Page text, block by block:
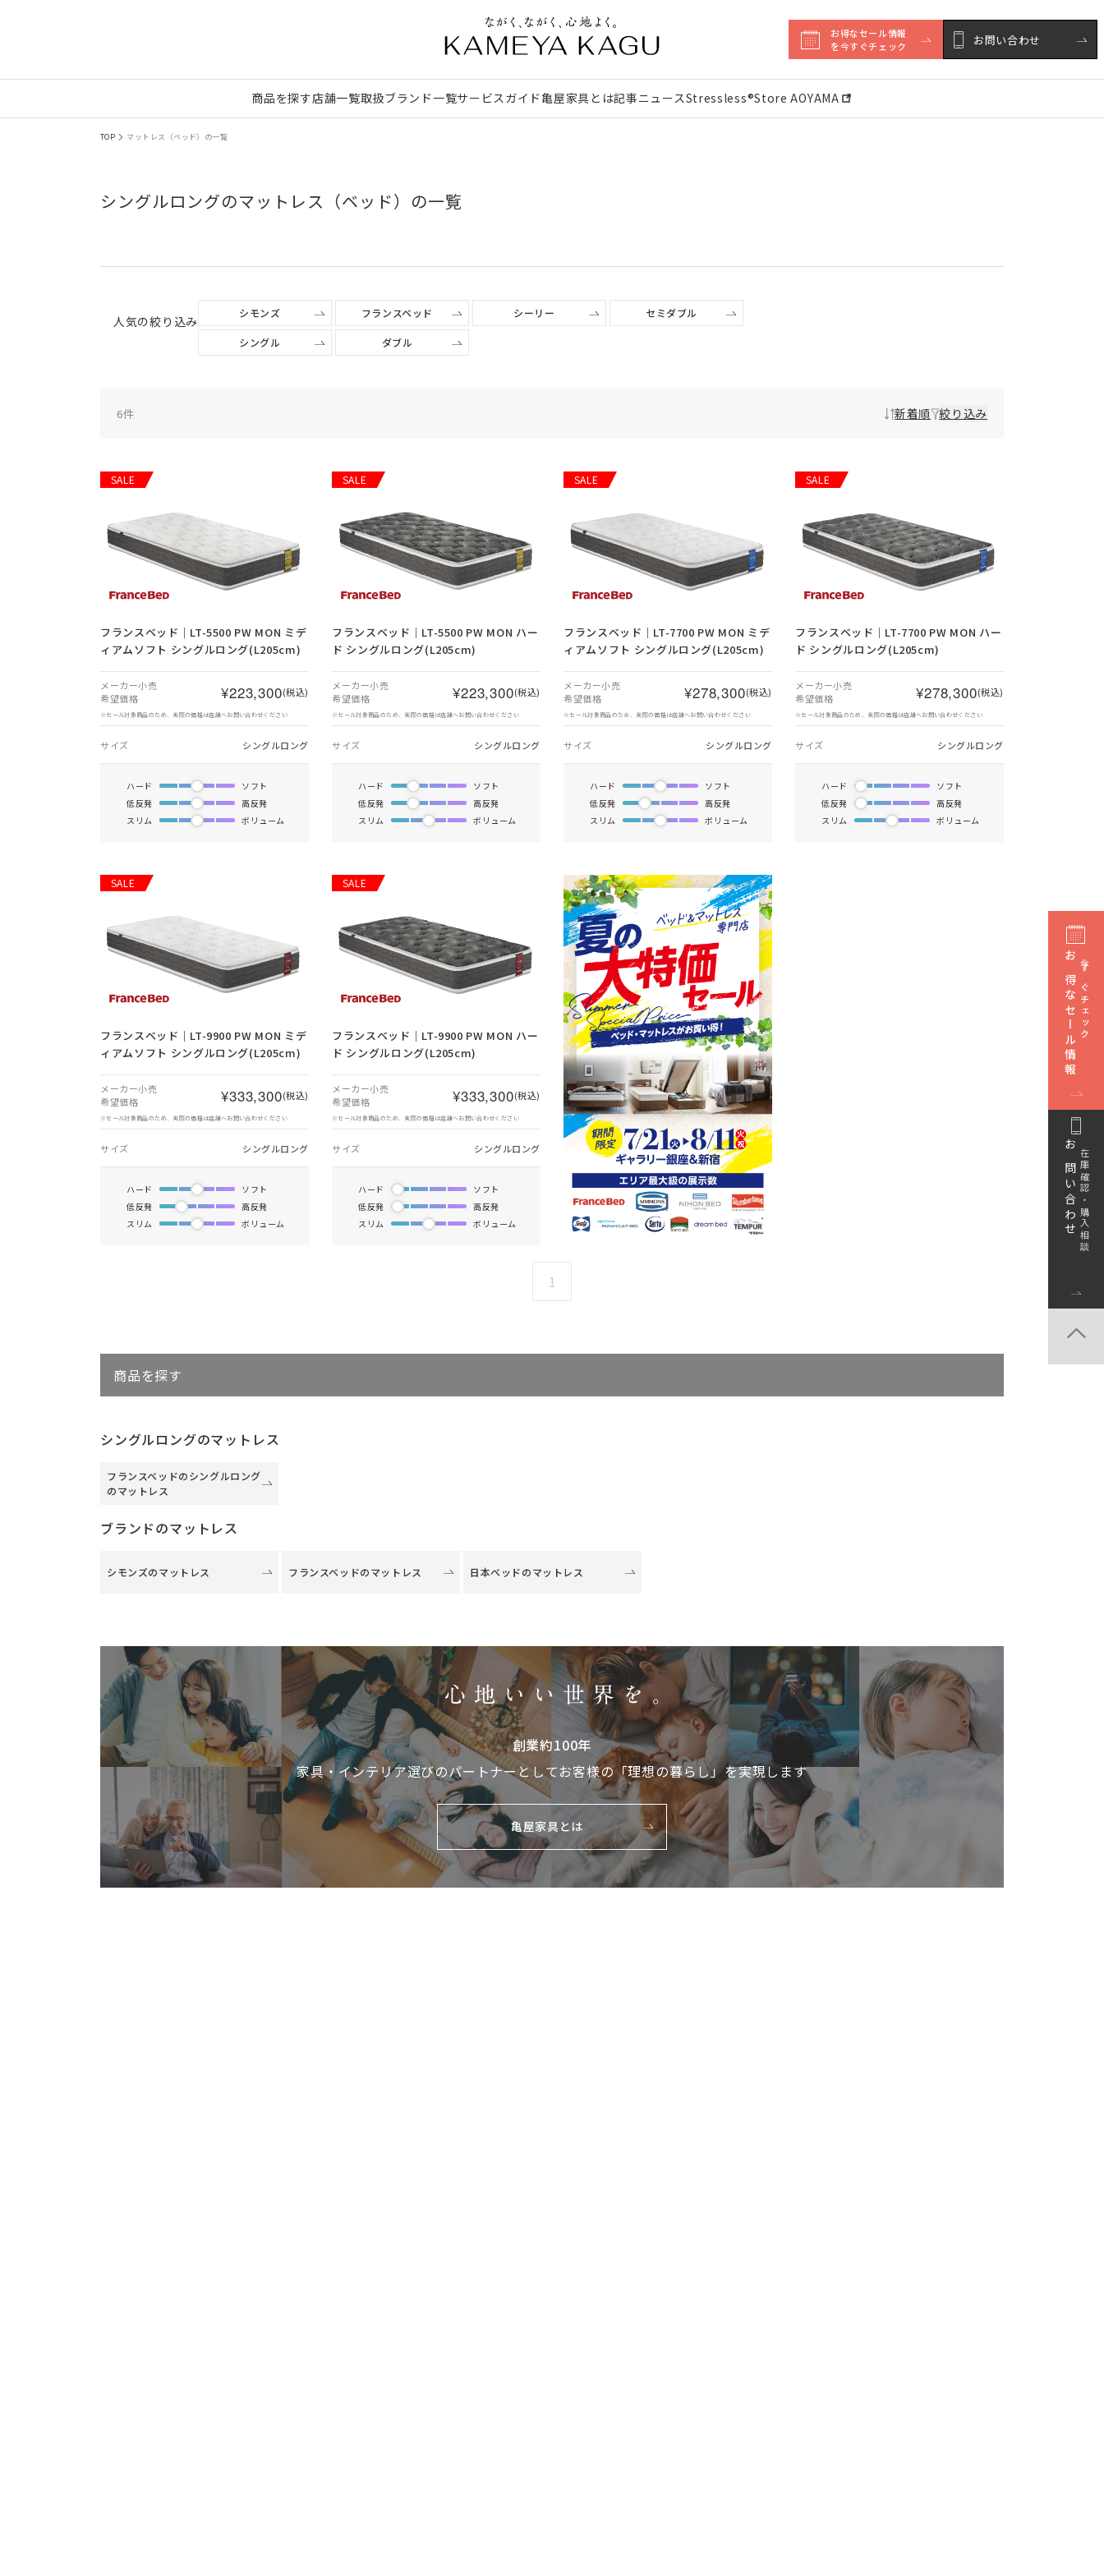
お得なセール情報
を今すぐチェック
お問い合わせ
商品を探す店舗一覧取扱ブランド一覧サービスガイド亀屋家具とは記事ニュースStressless®︎Store AOYAMA
TOP マットレス（ベッド）の一覧
シングルロングのマットレス（ベッド）の一覧
人気の絞り込み シモンズ フランスベッド シーリー セミダブル
シングル ダブル
6件 新着順 絞り込み
SALE
フランスベッド｜LT-5500 PW MON ミデ
ィアムソフト シングルロング(L205cm)
メーカー小売
希望価格
¥223,300(税込)
※セール対象商品のため、実際の価格は店舗へお問い合わせください
サイズ シングルロング
ハード
ソフト
低反発
高反発
スリム
ボリューム
SALE
フランスベッド｜LT-5500 PW MON ハー
ド シングルロング(L205cm)
メーカー小売
希望価格
¥223,300(税込)
※セール対象商品のため、実際の価格は店舗へお問い合わせください
サイズ シングルロング
ハード
ソフト
低反発
高反発
スリム
ボリューム
SALE
フランスベッド｜LT-7700 PW MON ミデ
ィアムソフト シングルロング(L205cm)
メーカー小売
希望価格
¥278,300(税込)
※セール対象商品のため、実際の価格は店舗へお問い合わせください
サイズ シングルロング
ハード
ソフト
低反発
高反発
スリム
ボリューム
SALE
フランスベッド｜LT-7700 PW MON ハー
ド シングルロング(L205cm)
メーカー小売
希望価格
¥278,300(税込)
※セール対象商品のため、実際の価格は店舗へお問い合わせください
サイズ シングルロング
ハード
ソフト
低反発
高反発
スリム
ボリューム
SALE
フランスベッド｜LT-9900 PW MON ミデ
ィアムソフト シングルロング(L205cm)
メーカー小売
希望価格
¥333,300(税込)
※セール対象商品のため、実際の価格は店舗へお問い合わせください
サイズ シングルロング
ハード
ソフト
低反発
高反発
スリム
ボリューム
SALE
フランスベッド｜LT-9900 PW MON ハー
ド シングルロング(L205cm)
メーカー小売
希望価格
¥333,300(税込)
※セール対象商品のため、実際の価格は店舗へお問い合わせください
サイズ シングルロング
ハード
ソフト
低反発
高反発
スリム
ボリューム
1
商品を探す
シングルロングのマットレス
フランスベッドのシングルロング
のマットレス
ブランドのマットレス
シモンズのマットレス フランスベッドのマットレス 日本ベッドのマットレス
創業約100年
家具・インテリア選びのパートナーとしてお客様の「理想の暮らし」を実現します
亀屋家具とは
今すぐチェック
お得なセール情報
お問い合わせ在庫確認・購入相談